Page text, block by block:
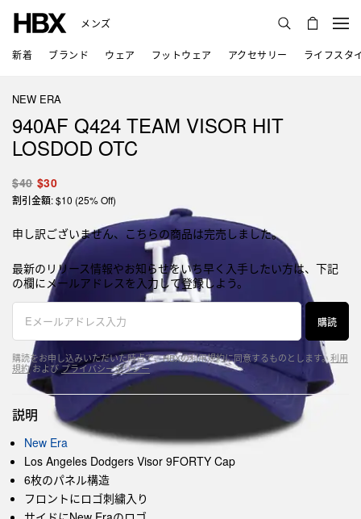
メンズ
新着 ブランド ウェア フットウェア アクセサリー ライフスタ
NEW ERA
940AF Q424 TEAM VISOR HIT
LOSDOD OTC
$40 $30
割引金額: $10 (25% Off)
申し訳ございません、こちらの商品は完売しました。
最新のリリース情報やお知らせをいち早く入手したい方は、下記
の欄にメールアドレスを入力して登録しよう。
購読
購読をお申し込みいただいた時点で、HBXの利用規約に同意するものとします。利用
規約およびプライバシーポリシー
説明
New Era
Los Angeles Dodgers Visor 9FORTY Cap
6枚のパネル構造
フロントにロゴ刺繍入り